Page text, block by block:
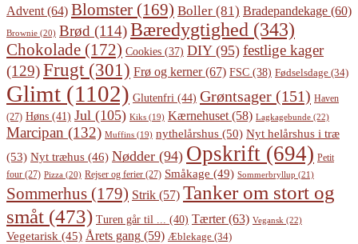
Advent (64) Blomster (169) Boller (81) Bradepandekage (60)
Brownie (20) Brød (114)Bæredygtighed (343)
Chokolade (172) Cookies (37) DIY(95) festlige kager
(129)Frugt(301) Frø og kerner(67) FSC (38) Fødselsdage (34)
Glimt (1102) Glutenfri (44) Grøntsager (151) Haven
(27) Høns (41) Jul (105) Kiks (19) Kærnehuset (58) Lagkagebunde (22)
Marcipan (132) Muffins (19) nythelårshus (50) Nyt helårshus i træ
(53) Nyt træhus (46) Nødder (94) Opskrift (694) Petit
four (27) Pizza (20) Rejser og ferier (27) Småkage (49) Sommerbryllup (21)
Sommerhus (179) Strik (57) Tanker om stort og
småt (473) Turen går til ... (40) Tærter(63) Vegansk (22)
Vegetarisk (45) Årets gang (59) Æblekage (34)